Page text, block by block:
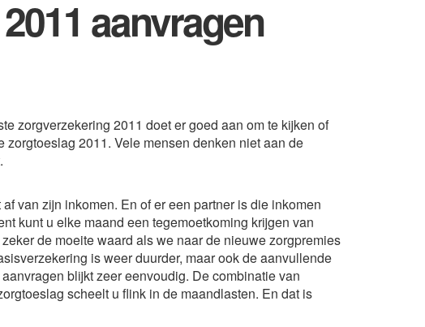
aanvragen
zorgverzekering 2011 doet er goed aan om te kijken of
zorgtoeslag 2011. Vele mensen denken niet aan de
van zijn inkomen. En of er een partner is die inkomen
kunt u elke maand een tegemoetkoming krijgen van
de moeite waard als we naar de nieuwe zorgpremies
is weer duurder, maar ook de aanvullende
blijkt zeer eenvoudig. De combinatie van
scheelt u flink in de maandlasten. En dat is